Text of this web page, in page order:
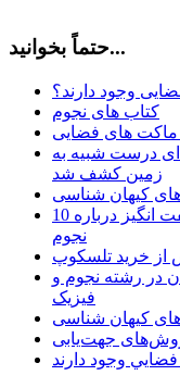
حتماً بخوانید...
وجود دارند؟
کتاب های نجوم
ماکت های فضایی
ای درست شبیه به
زمین کشف شد
کیهان شناسی
10 واقعیت عجیب و شگفت انگیز درباره
نجوم
از خرید تلسکوپ
در رشته نجوم و
فیزیک
کیهان شناسی
جهت‌یابی